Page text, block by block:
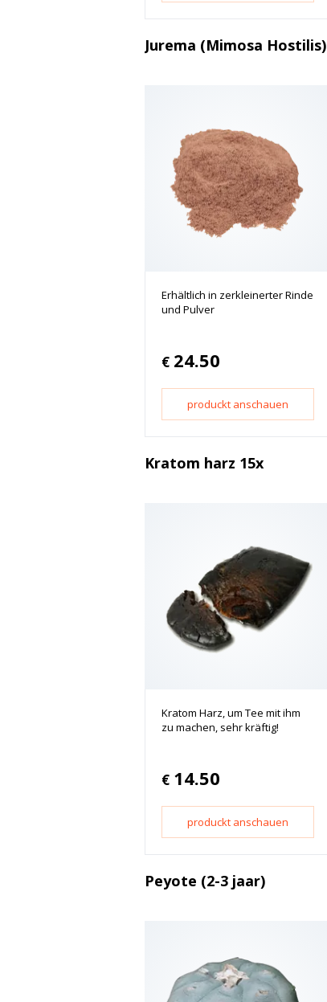
Jurema (Mimosa Hostilis)
Erhältlich in zerkleinerter Rinde
und Pulver
€ 24.50
produckt anschauen
Kratom harz 15x
Kratom Harz, um Tee mit ihm
zu machen, sehr kräftig!
€ 14.50
produckt anschauen
Peyote (2-3 jaar)